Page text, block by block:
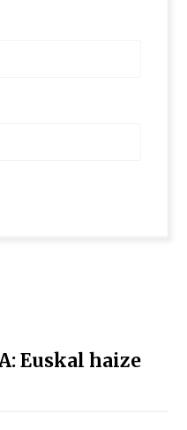
Euskal haize